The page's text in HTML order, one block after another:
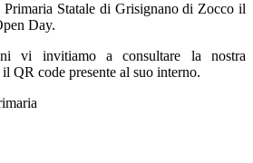
Primaria Statale di Grisignano di Zocco il
Day.
vi invitiamo a consultare la nostra
QR code presente al suo interno.